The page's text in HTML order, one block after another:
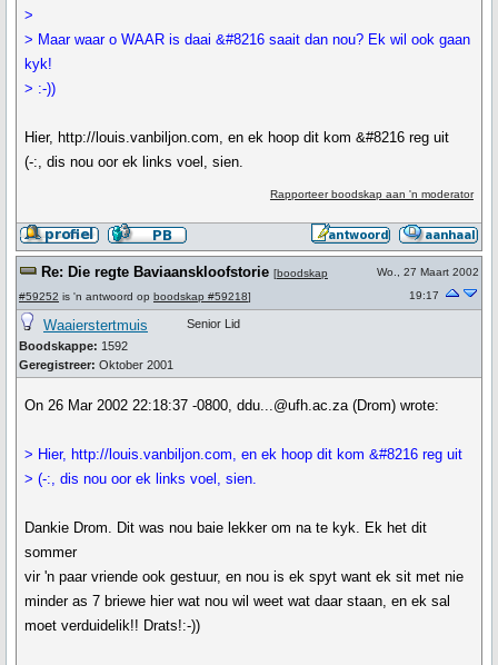
>
> Maar waar o WAAR is daai &#8216 saait dan nou? Ek wil ook gaan
kyk!
> :-))
Hier, http://louis.vanbiljon.com, en ek hoop dit kom &#8216 reg uit
(-:, dis nou oor ek links voel, sien.
Rapporteer boodskap aan 'n moderator
Re: Die regte Baviaanskloofstorie [boodskap
#59252 is 'n antwoord op boodskap #59218]
Wo., 27 Maart 2002
19:17
Waaierstertmuis
Boodskappe: 1592
Geregistreer: Oktober 2001
Senior Lid
On 26 Mar 2002 22:18:37 -0800, ddu...@ufh.ac.za (Drom) wrote:
> Hier, http://louis.vanbiljon.com, en ek hoop dit kom &#8216 reg uit
> (-:, dis nou oor ek links voel, sien.
Dankie Drom. Dit was nou baie lekker om na te kyk. Ek het dit
sommer
vir 'n paar vriende ook gestuur, en nou is ek spyt want ek sit met nie
minder as 7 briewe hier wat nou wil weet wat daar staan, en ek sal
moet verduidelik!! Drats!:-))